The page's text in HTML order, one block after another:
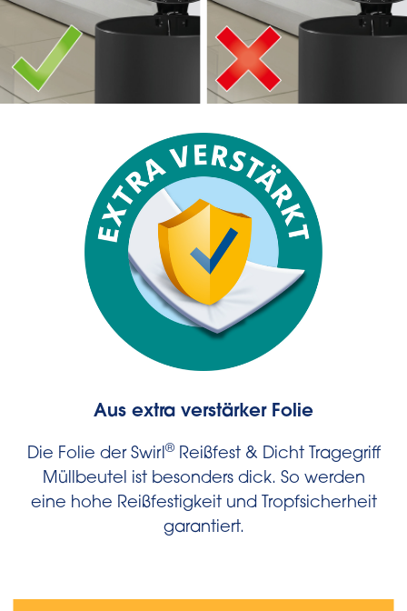
Aus extra verstärker Folie
Die Folie der Swirl®Reißfest & Dicht Tragegriff
Müllbeutel ist besonders dick. So werden
eine hohe Reißfestigkeit und Tropfsicherheit
garantiert.